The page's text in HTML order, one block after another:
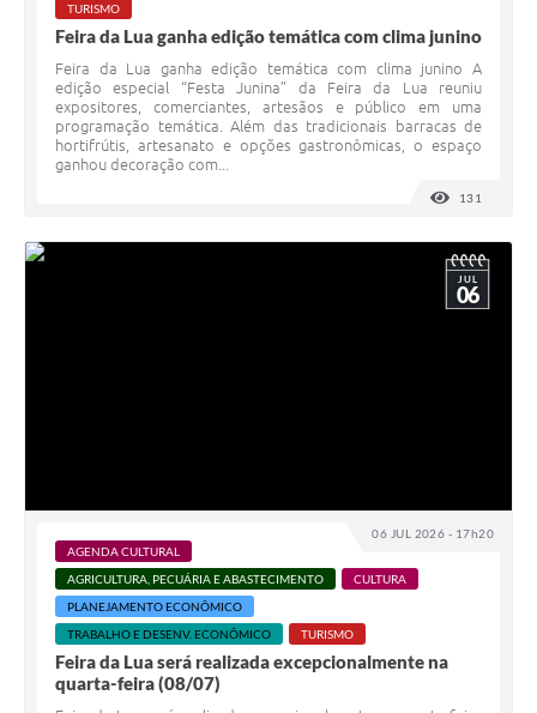
TURISMO
Feira da Lua ganha edição temática com clima junino
Feira da Lua ganha edição temática com clima junino A
edição especial “Festa Junina” da Feira da Lua reuniu
expositores, comerciantes, artesãos e público em uma
programação temática. Além das tradicionais barracas de
hortifrútis, artesanato e opções gastronômicas, o espaço
ganhou decoração com...
131
06 JUL 2026 - 17h20
JUL
06
AGENDA CULTURAL
AGRICULTURA, PECUÁRIA E ABASTECIMENTO
CULTURA
PLANEJAMENTO ECONÔMICO
TRABALHO E DESENV. ECONÔMICO
TURISMO
Feira da Lua será realizada excepcionalmente na
quarta-feira (08/07)